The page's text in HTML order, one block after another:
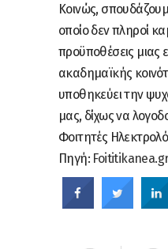
Κοινώς,
οποίο δεν πληροί
προϋποθέσεις μιας
ακαδημαϊκής
υποθηκεύει την
μας, δίχως να
Φοιτητές
Πηγή: